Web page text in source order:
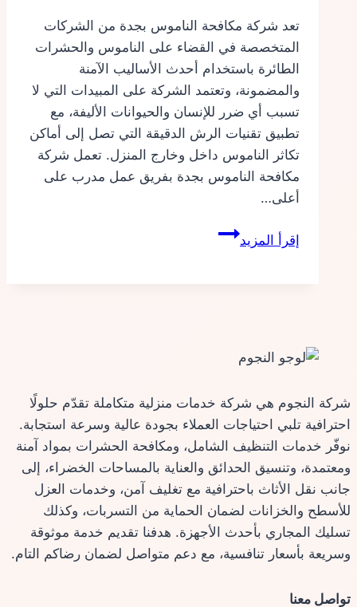
تعد شركة مكافحة الناموس بجدة من الشركات
المتخصصة في القضاء على الناموس والحشرات
الطائرة باستخدام أحدث الأساليب الآمنة
والمضمونة، وتعتمد الشركة على المبيدات التي لا
تسبب أي ضرر للإنسان والحيوانات الأليفة، مع
تطبيق تقنيات الرش الدقيقة التي تصل إلى أماكن
تكاثر الناموس داخل وخارج المنزل. تعمل شركة
مكافحة الناموس بجدة بفريق عمل مدرب على
أعلى…
إقرأ المزيدشركة
شركة النجوم هي شركة خدمات منزلية متكاملة تقدّم حلولًا
احترافية تلبي احتياجات العملاء بجودة عالية وسرعة استجابة.
نوفّر خدمات التنظيف الشامل، ومكافحة الحشرات بمواد آمنة
ومعتمدة، وتنسيق الحدائق والعناية بالمساحات الخضراء، إلى
جانب نقل الأثاث باحترافية مع تغليف آمن، وخدمات العزل
للأسطح والخزانات لضمان الحماية من التسربات، وكذلك
تسليك المجاري بأحدث الأجهزة. هدفنا تقديم خدمة موثوقة
وسريعة بأسعار تنافسية، مع دعم متواصل لضمان رضاكم التام.
تواصل معنا